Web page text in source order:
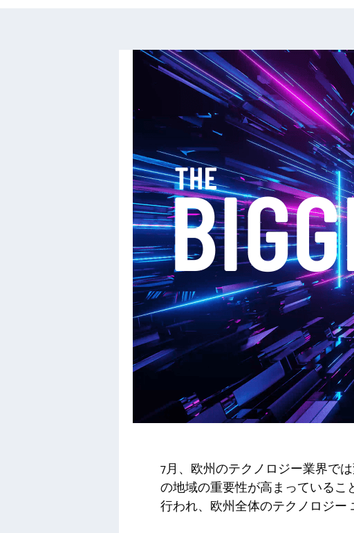
7月、欧州のテクノロジー業界で
の地域の重要性が高まっている
行われ、欧州全体のテクノロジー